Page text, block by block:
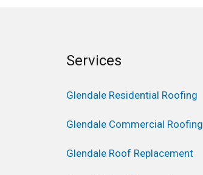
Services
Glendale Residential Roofing
Glendale Commercial Roofing
Glendale Roof Replacement